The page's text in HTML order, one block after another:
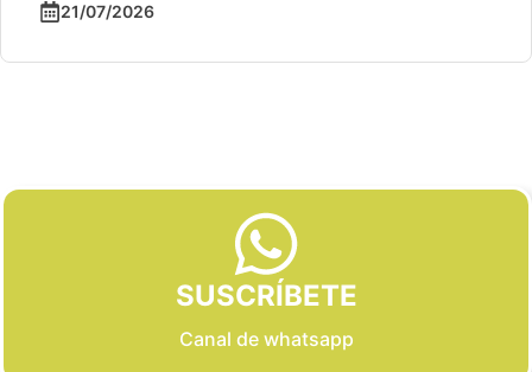
21/07/2026
SUSCRÍBETE
Canal de whatsapp